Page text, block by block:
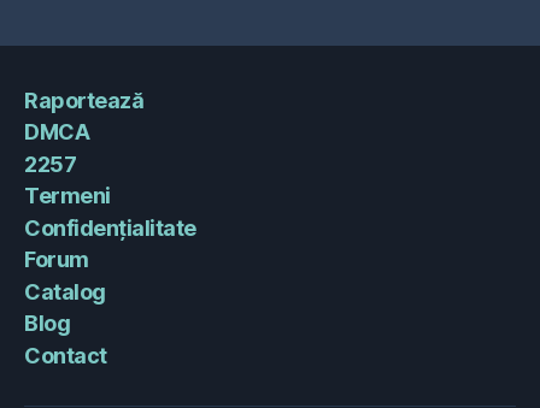
Raportează
DMCA
2257
Termeni
Confidențialitate
Forum
Catalog
Blog
Contact